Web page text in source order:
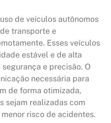
de veículos autônomos
transporte e
Esses veículos
estável e de alta
e precisão. O
necessária para
de forma otimizada,
sejam realizadas com
risco de acidentes.